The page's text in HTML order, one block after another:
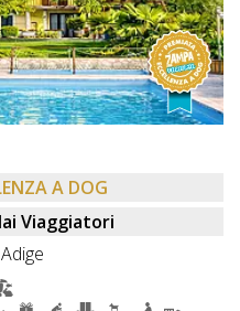
A DOG
Viaggiatori